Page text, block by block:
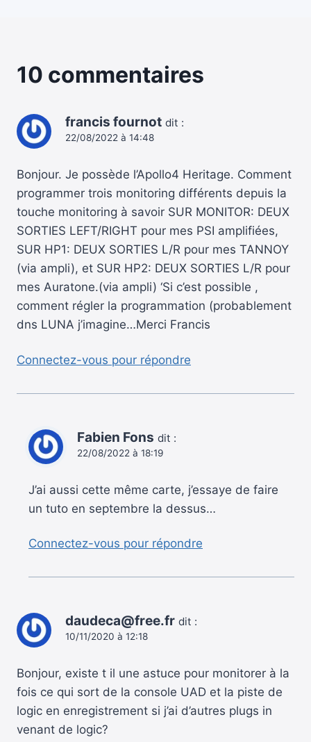
10 commentaires
francis fournot dit :
22/08/2022 à 14:48
Bonjour. Je possède l’Apollo4 Heritage. Comment
programmer trois monitoring différents depuis la
touche monitoring à savoir SUR MONITOR: DEUX
SORTIES LEFT/RIGHT pour mes PSI amplifiées,
SUR HP1: DEUX SORTIES L/R pour mes TANNOY
(via ampli), et SUR HP2: DEUX SORTIES L/R pour
mes Auratone.(via ampli) ‘Si c’est possible ,
comment régler la programmation (probablement
dns LUNA j’imagine…Merci Francis
Connectez-vous pour répondre
Fabien Fons dit :
22/08/2022 à 18:19
J’ai aussi cette même carte, j’essaye de faire
un tuto en septembre la dessus…
Connectez-vous pour répondre
daudeca@free.fr dit :
10/11/2020 à 12:18
Bonjour, existe t il une astuce pour monitorer à la
fois ce qui sort de la console UAD et la piste de
logic en enregistrement si j’ai d’autres plugs in
venant de logic?